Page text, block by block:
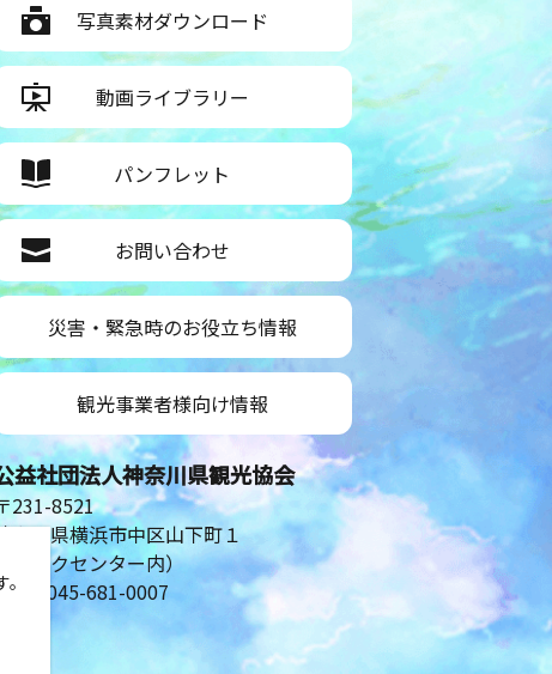
写真素材ダウンロード
動画ライブラリー
パンフレット
お問い合わせ
災害・緊急時のお役立ち情報
観光事業者様向け情報
益社団法人神奈川県観光協会
231-8521
奈川県横浜市中区山下町１
（シルクセンター内）
TEL：045-681-0007